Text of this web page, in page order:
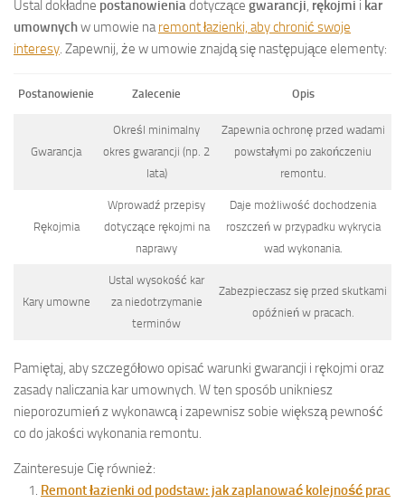
Ustal dokładne postanowienia dotyczące gwarancji rękojmi i kar
umownychw umowie na remont łazienki, aby chronić swoje
interesy . Zapewnij, że w umowie znajdą się następujące elementy:
Postanowienie Zalecenie Opis
Gwarancja
Określ minimalny
okres gwarancji (np. 2
lata)
Zapewnia ochronę przed wadami
powstałymi po zakończeniu
remontu.
Rękojmia
Wprowadź przepisy
dotyczące rękojmi na
naprawy
Daje możliwość dochodzenia
roszczeń w przypadku wykrycia
wad wykonania.
Kary umowne
Ustal wysokość kar
za niedotrzymanie
terminów
Zabezpieczasz się przed skutkami
opóźnień w pracach.
Pamiętaj, aby szczegółowo opisać warunki gwarancji i rękojmi oraz
zasady naliczania kar umownych. W ten sposób unikniesz
nieporozumień z wykonawcą i zapewnisz sobie większą pewność
co do jakości wykonania remontu.
Zainteresuje Cię również:
Remont łazienki od podstaw: jak zaplanować kolejność prac